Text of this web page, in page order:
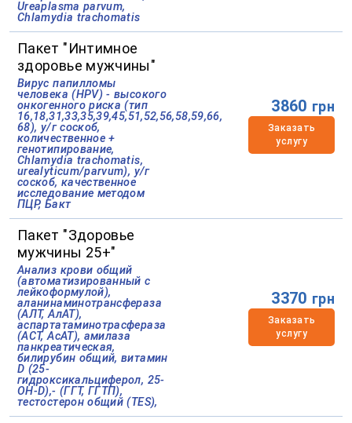
Ureaplasma parvum,
Chlamydia trachomatis
Пакет "Интимное
здоровье мужчины"
Вирус папилломы
человека (HPV) - высокого
онкогенного риска (тип
16,18,31,33,35,39,45,51,52,56,58,59,66,
68), у/г соскоб,
количественное +
генотипирование,
Chlamydia trachomatis,
urealyticum/parvum), у/г
соскоб, качественное
исследование методом
ПЦР, Бакт
3860 грн
Заказать
услугу
Пакет "Здоровье
мужчины 25+"
Анализ крови общий
(автоматизированный с
лейкоформулой),
аланинаминотрансфераза
(АЛТ, АлАТ),
аспартатаминотрасфераза
(АСТ, АсАТ), амилаза
панкреатическая,
билирубин общий, витамин
D (25-
гидроксикальциферол, 25-
ОН-D),- (ГГТ, ГГТП),
тестостерон общий (TES),
3370 грн
Заказать
услугу